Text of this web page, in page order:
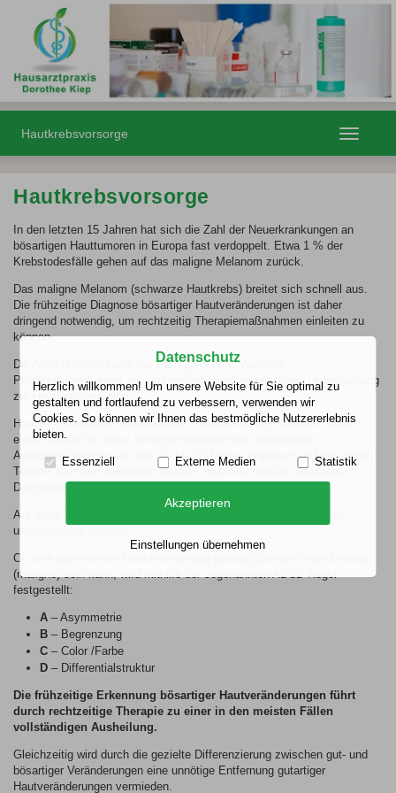
Hautkrebsvorsorge
Toggle
Hautkrebsvorsorge
In den letzten 15 Jahren hat sich die Zahl der Neuerkrankungen an
bösartigen Hauttumoren in Europa fast verdoppelt. Etwa 1 % der
Krebstodesfälle gehen auf das maligne Melanom zurück.
Das maligne Melanom (schwarze Hautkrebs) breitet sich schnell aus.
Die frühzeitige Diagnose bösartiger Hautveränderungen ist daher
dringend notwendig, um rechtzeitig Therapiemaßnahmen einleiten zu
können.
Die Auflichtmikroskopie der Haut (gegebenenfalls mit
Photodokumentation), ist eine einfache und schmerzfreie Untersuchung
zur Hautkrebsvorsorge.
Hautveränderungen, insbesondere Pigmentflecken, können mittels
eines speziell für diese Untersuchungstechnik entwickelten
Auflichtmikroskops um das 30- bis 50-fache vergrößert und mit dieser
Technik räumlich dargestellt werden, was eine deutlich genauere
Diagnosestellung ermöglicht.
Auf diese Weise können gutartige von bösartigen Veränderungen
unterschieden werden.
Ob eine pigmentierte Hautveränderung gutartig (benigne) oder bösartig
(maligne) sein kann, wird mithilfe der sogenannten ABCD-Regel
festgestellt:
A– Asymmetrie
B– Begrenzung
C– Color /Farbe
D– Differentialstruktur
Die frühzeitige Erkennung bösartiger Hautveränderungen führt
durch rechtzeitige Therapie zu einer in den meisten Fällen
vollständigen Ausheilung.
Gleichzeitig wird durch die gezielte Differenzierung zwischen gut- und
bösartiger Veränderungen eine unnötige Entfernung gutartiger
Hautveränderungen vermieden.
Datenschutz
Herzlich willkommen! Um unsere Website für Sie optimal zu
gestalten und fortlaufend zu verbessern, verwenden wir
Cookies. So können wir Ihnen das bestmögliche Nutzererlebnis
bieten.
Essenziell Externe Medien Statistik
Akzeptieren
Einstellungen übernehmen